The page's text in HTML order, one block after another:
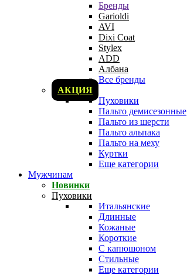
Бренды
Garioldi
AVI
Dixi Coat
Stylex
ADD
Албана
Все бренды
АКЦИЯ
Пуховики
Пальто демисезонные
Пальто из шерсти
Пальто альпака
Пальто на меху
Куртки
Еще категории
Мужчинам
Новинки
Пуховики
Итальянские
Длинные
Кожаные
Короткие
С капюшоном
Стильные
Еще категории